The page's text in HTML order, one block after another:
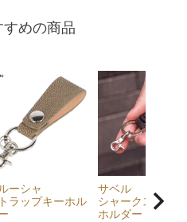
めの商品
ーシャ
ラップキーホル
サベル
シャークスキン
ホルダー